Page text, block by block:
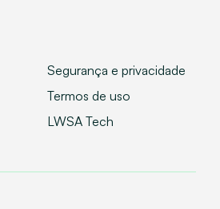
Segurança e privacidade
Termos de uso
LWSA Tech